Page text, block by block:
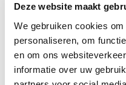
Deze website maakt
We gebruiken cookies
personaliseren, om
en om ons
informatie over uw